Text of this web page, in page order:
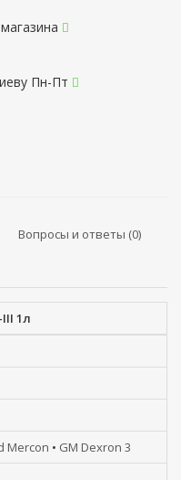
Пн-Пт
Вопросы и ответы (0)
1л
Mercon • GM Dexron 3